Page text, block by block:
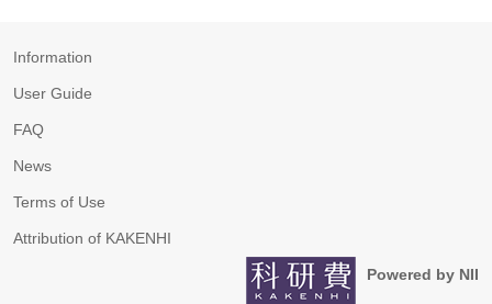
Information
User Guide
FAQ
News
Terms of Use
Attribution of KAKENHI
Powered by NII